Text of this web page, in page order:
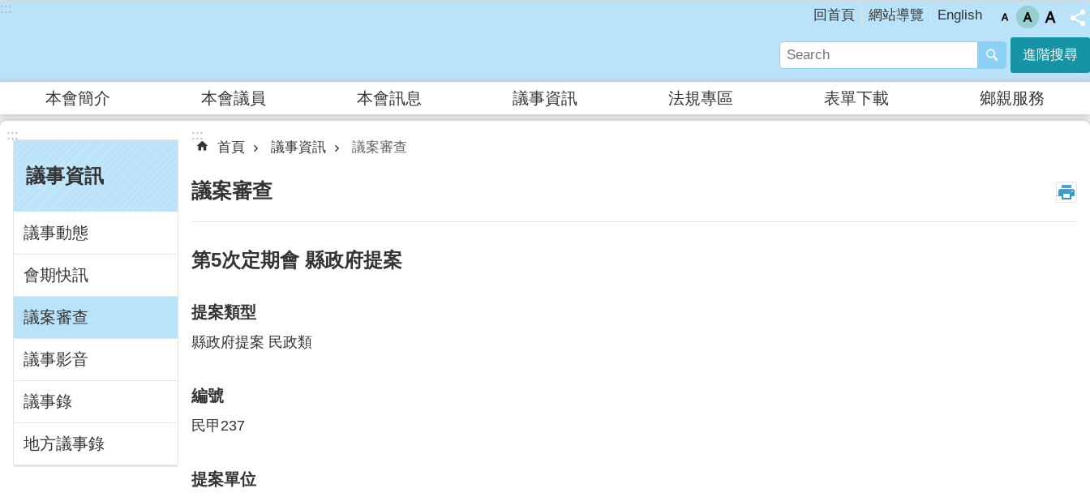
跳到主要內容區塊
::: 回首頁 網站導覽 English
進階搜尋
本會簡介 本會議員 本會訊息 議事資訊 法規專區 表單下載 鄉親服務
:::
議事資訊
議事動態
會期快訊
議案審查
議事影音
議事錄
地方議事錄
:::
首頁 議事資訊 議案審查
議案審查 _
第5次定期會 縣政府提案
提案類型
縣政府提案 民政類
編號
民甲237
提案單位